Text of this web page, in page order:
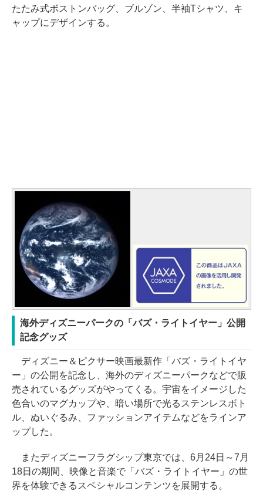
たたみ式ボストンバッグ、ブルゾン、半袖Tシャツ、キ
ャップにデザインする。
海外ディズニーパークの「バズ・ライトイヤー」公開
記念グッズ
ディズニー＆ピクサー映画最新作「バズ・ライトイヤ
ー」の公開を記念し、海外のディズニーパークなどで販
売されているグッズがやってくる。宇宙をイメージした
色合いのマグカップや、暗い場所で光るステンレスボト
ル、ぬいぐるみ、ファッションアイテムなどをラインア
ップした。
またディズニーフラグシップ東京では、6月24日～7月
18日の期間、映像と音楽で「バズ・ライトイヤー」の世
界を体験できるスペシャルコンテンツを展開する。